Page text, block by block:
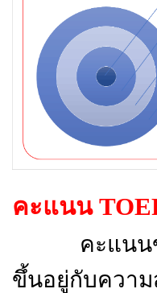
คะแนน
คะแนนของ
ขึ้นอยู่กับความ